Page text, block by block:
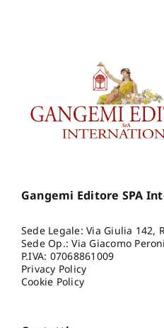
Gangemi Editore SPA
Sede Legale: Via Giulia 142,
Sede Op.: Via Giacomo
P.IVA: 07068861009
Privacy Policy
Cookie Policy